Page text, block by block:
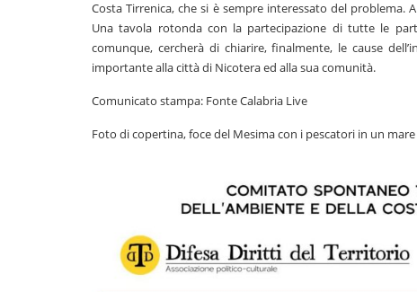
Costa Tirrenica, che si è sempre interessato del problema.
Una tavola rotonda con la partecipazione di tutte le
comunque, cercherà di chiarire, finalmente, le cause
importante alla città di Nicotera ed alla sua comunità.
Comunicato stampa: Fonte Calabria Live
Foto di copertina, foce del Mesima con i pescatori in un